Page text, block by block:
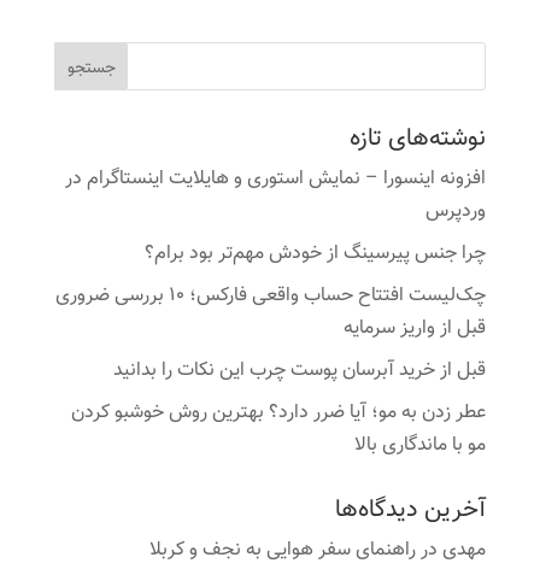
نوشته‌های تازه
افزونه اینسورا – نمایش استوری و هایلایت اینستاگرام در
وردپرس
چرا جنس پیرسینگ از خودش مهم‌تر بود برام؟
چک‌لیست افتتاح حساب واقعی فارکس؛ ۱۰ بررسی ضروری
قبل از واریز سرمایه
قبل از خرید آبرسان پوست چرب این نکات را بدانید
عطر زدن به مو؛ آیا ضرر دارد؟ بهترین روش خوشبو کردن
مو با ماندگاری بالا
آخرین دیدگاه‌ها
مهدیدرراهنمای سفر هوایی به نجف و کربلا